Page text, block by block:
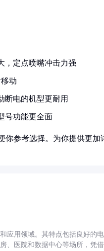
，定点喷嘴冲击力强
动
断电的机型更耐用
号功能更全面
你参考选择。为你提供更加
应用领域。其特点包括良好的
、医院和数据中心等场所，凭